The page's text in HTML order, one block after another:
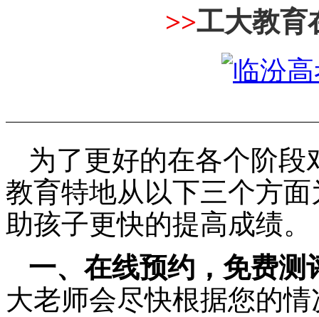
>>工大教育
为了更好的在各个阶
教育特地从以下三个方
助孩子更快的提高成绩。
一、在线预约，免费测
大老师会尽快根据您的